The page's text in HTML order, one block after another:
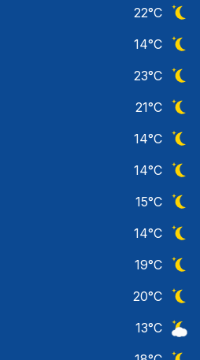
22°C
14°C
23°C
21°C
14°C
14°C
15°C
14°C
19°C
20°C
13°C